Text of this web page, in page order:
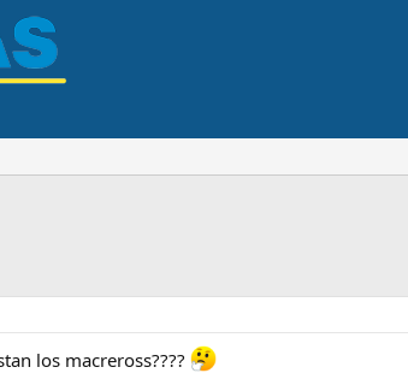
los macreross????